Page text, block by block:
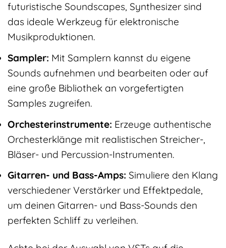
futuristische Soundscapes, Synthesizer sind
das ideale Werkzeug für elektronische
Musikproduktionen.
Sampler: Mit Samplern kannst du eigene
Sounds aufnehmen und bearbeiten oder auf
eine große Bibliothek an vorgefertigten
Samples zugreifen.
Orchesterinstrumente: Erzeuge authentische
Orchesterklänge mit realistischen Streicher-,
Bläser- und Percussion-Instrumenten.
Gitarren- und Bass-Amps: Simuliere den Klang
verschiedener Verstärker und Effektpedale,
um deinen Gitarren- und Bass-Sounds den
perfekten Schliff zu verleihen.